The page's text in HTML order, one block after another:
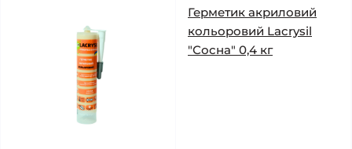
Герметик акриловий
кольоровий Lacrysil
"Сосна" 0,4 кг